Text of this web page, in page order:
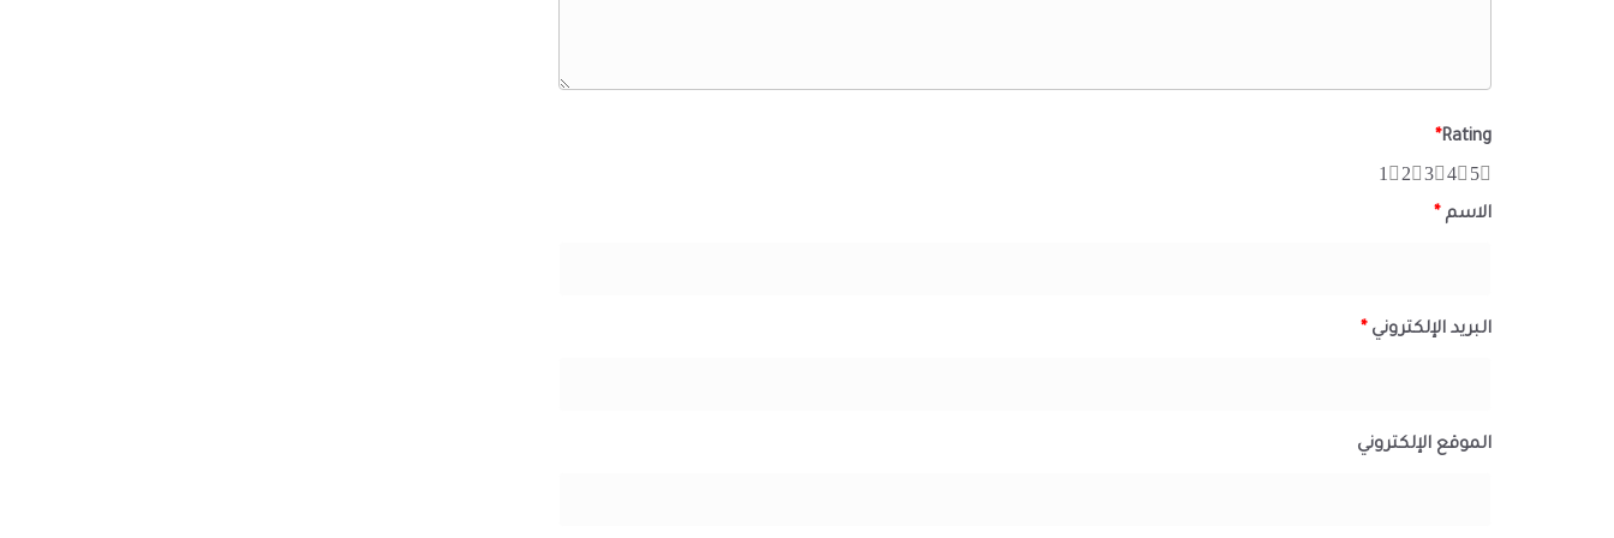
Rating
*
5
4
3
2
1
الاسم *
البريد الإلكتروني *
الموقع الإلكتروني